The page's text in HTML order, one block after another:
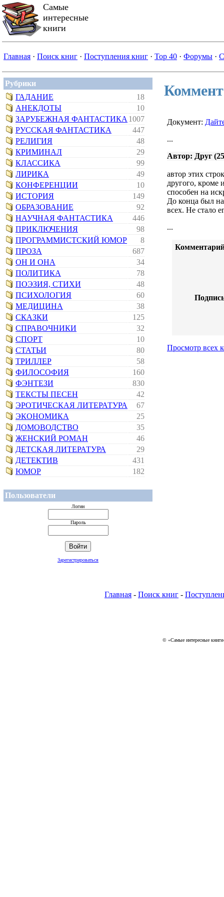
Самые
интересные
книги
Главная · Поиск книг · Поступления книг · Top 40 · Форумы ·
Рубрики
ГАДАНИЕ
18
АНЕКДОТЫ
10
ЗАРУБЕЖНАЯ ФАНТАСТИКА 1007
РУССКАЯ ФАНТАСТИКА
447
РЕЛИГИЯ
48
КРИМИНАЛ
29
КЛАССИКА
99
ЛИРИКА
49
КОНФЕРЕНЦИИ
10
ИСТОРИЯ
149
ОБРАЗОВАНИЕ
92
НАУЧНАЯ ФАНТАСТИКА
446
ПРИКЛЮЧЕНИЯ
98
ПРОГРАММИСТСКИЙ ЮМОР
8
ПРОЗА
687
ОН И ОНА
34
ПОЛИТИКА
78
ПОЭЗИЯ, СТИХИ
48
ПСИХОЛОГИЯ
60
МЕДИЦИНА
38
СКАЗКИ
125
СПРАВОЧНИКИ
32
СПОРТ
10
СТАТЬИ
80
ТРИЛЛЕР
58
ФИЛОСОФИЯ
160
ФЭНТЕЗИ
830
ТЕКСТЫ ПЕСЕН
42
ЭРОТИЧЕСКАЯ ЛИТЕРАТУРА
67
ЭКОНОМИКА
25
ДОМОВОДСТВО
35
ЖЕНСКИЙ РОМАН
46
ДЕТСКАЯ ЛИТЕРАТУРА
29
ДЕТЕКТИВ
431
ЮМОР
182
Пользователи
Логин
Пароль
Зарегистрироваться
Документ:
...
Автор: Друг
автор этих
другого, кроме
способен на
До конца был
всех. Не стало
...
Просмотр всех
Главная - Поиск книг -
© «Самые интересные